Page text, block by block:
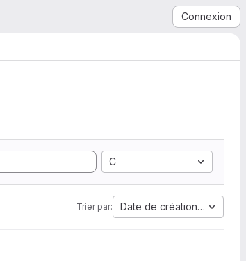
Connexion
C
Trier par: Date de création la plus